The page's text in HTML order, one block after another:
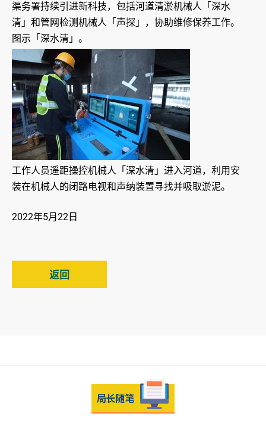
渠务署持续引进新科技，包括河道清淤机械人「深水
清」和管网检测机械人「声探」，协助维修保养工作。
图示「深水清」。
工作人员遥距操控机械人「深水清」进入河道，利用安
装在机械人的闭路电视和声纳装置寻找并吸取淤泥。
2022年5月22日
返回